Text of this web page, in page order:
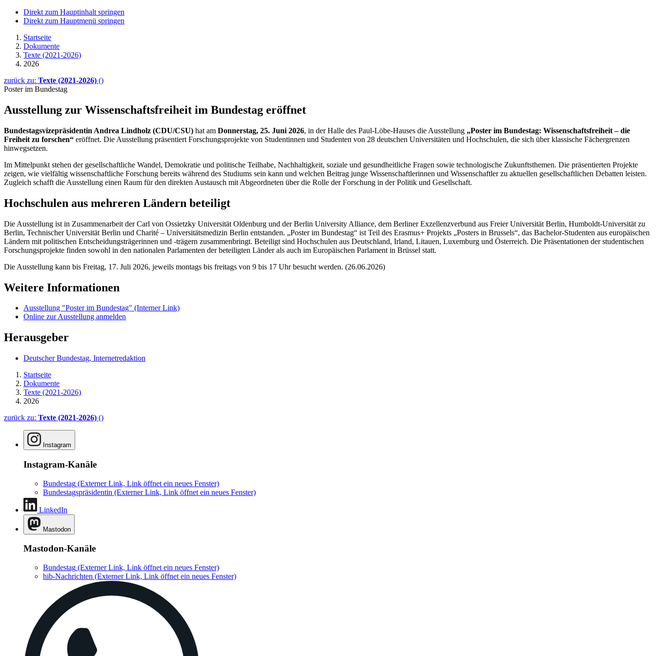
Direkt zum Hauptinhalt springen
Direkt zum Hauptmenü springen
Startseite
Dokumente
Texte (2021-2026)
2026
zurück zu: Texte (2021-2026) ()
Poster im Bundestag
Ausstellung zur Wissenschaftsfreiheit im Bundestag eröffnet
Bundestagsvizepräsidentin Andrea Lindholz (CDU/CSU) hat am Donnerstag, 25. Juni 2026, in der Halle des Paul-Löbe-Hauses die Ausstellung „Poster im Bundestag: Wissenschaftsfreiheit – die
Freiheit zu forschen“ eröffnet. Die Ausstellung präsentiert Forschungsprojekte von Studentinnen und Studenten von 28 deutschen Universitäten und Hochschulen, die sich über klassische Fächergrenzen
hinwegsetzen.
Im Mittelpunkt stehen der gesellschaftliche Wandel, Demokratie und politische Teilhabe, Nachhaltigkeit, soziale und gesundheitliche Fragen sowie technologische Zukunftsthemen. Die präsentierten Projekte
zeigen, wie vielfältig wissenschaftliche Forschung bereits während des Studiums sein kann und welchen Beitrag junge Wissenschaftlerinnen und Wissenschaftler zu aktuellen gesellschaftlichen Debatten leisten.
Zugleich schafft die Ausstellung einen Raum für den direkten Austausch mit Abgeordneten über die Rolle der Forschung in der Politik und Gesellschaft.
Hochschulen aus mehreren Ländern beteiligt
Die Ausstellung ist in Zusammenarbeit der Carl von Ossietzky Universität Oldenburg und der Berlin University Alliance, dem Berliner Exzellenzverbund aus Freier Universität Berlin, Humboldt-Universität zu
Berlin, Technischer Universität Berlin und Charité – Universitätsmedizin Berlin entstanden. „Poster im Bundestag“ ist Teil des Erasmus+ Projekts „Posters in Brussels“, das Bachelor-Studenten aus europäischen
Ländern mit politischen Entscheidungsträgerinnen und -trägern zusammenbringt. Beteiligt sind Hochschulen aus Deutschland, Irland, Litauen, Luxemburg und Österreich. Die Präsentationen der studentischen
Forschungsprojekte finden sowohl in den nationalen Parlamenten der beteiligten Länder als auch im Europäischen Parlament in Brüssel statt.
Die Ausstellung kann bis Freitag, 17. Juli 2026, jeweils montags bis freitags von 9 bis 17 Uhr besucht werden. (26.06.2026)
Weitere Informationen
Ausstellung "Poster im Bundestag" (Interner Link)
Online zur Ausstellung anmelden
Herausgeber
Deutscher Bundestag, Internetredaktion
Startseite
Dokumente
Texte (2021-2026)
2026
zurück zu: Texte (2021-2026) ()
Instagram
Instagram-Kanäle
Bundestag (Externer Link, Link öffnet ein neues Fenster)
Bundestagspräsidentin (Externer Link, Link öffnet ein neues Fenster)
LinkedIn
Mastodon
Mastodon-Kanäle
Bundestag (Externer Link, Link öffnet ein neues Fenster)
hib-Nachrichten (Externer Link, Link öffnet ein neues Fenster)